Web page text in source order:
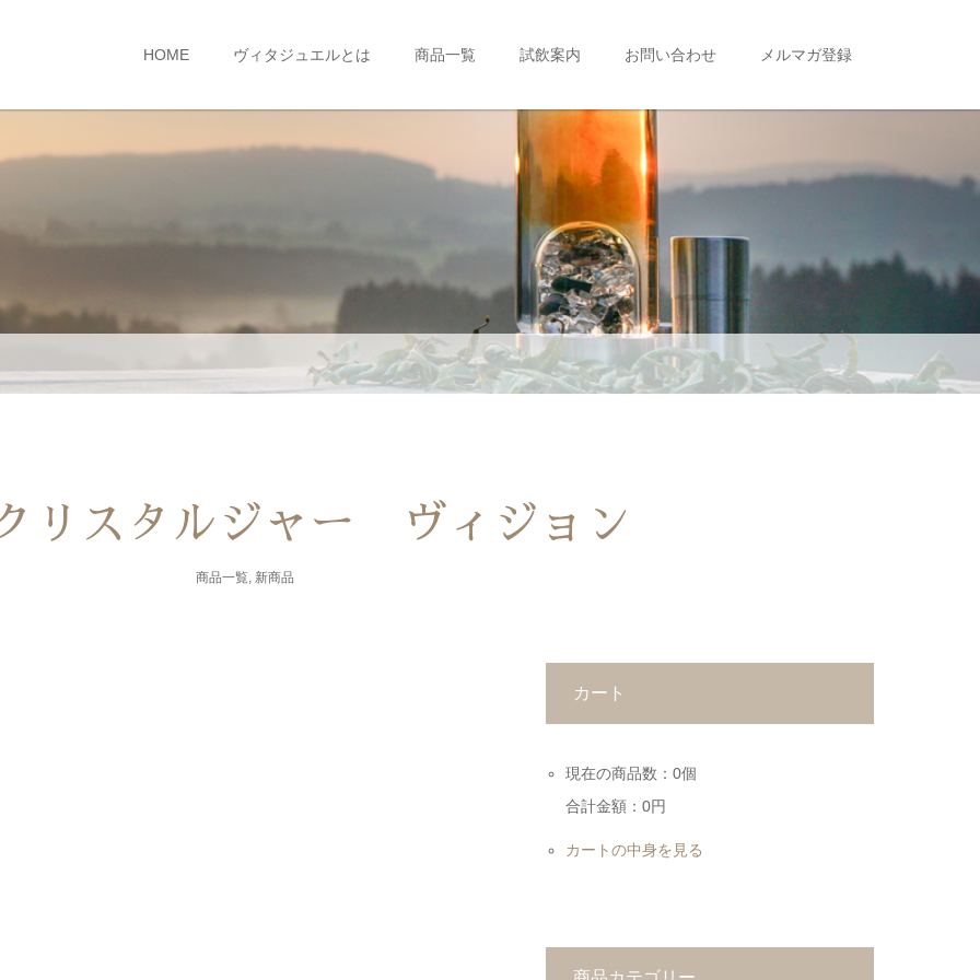
HOME ヴィタジュエルとは 商品一覧 試飲案内 お問い合わせ メルマガ登録
スタルジャー ヴィジョン
商品一覧 新商品
カート
現在の商品数：0個
合計金額：0円
カートの中身を見る